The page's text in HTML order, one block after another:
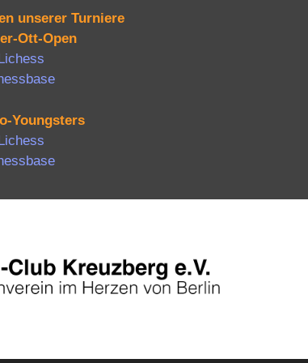
unserer Turniere
Ott-Open
Youngsters